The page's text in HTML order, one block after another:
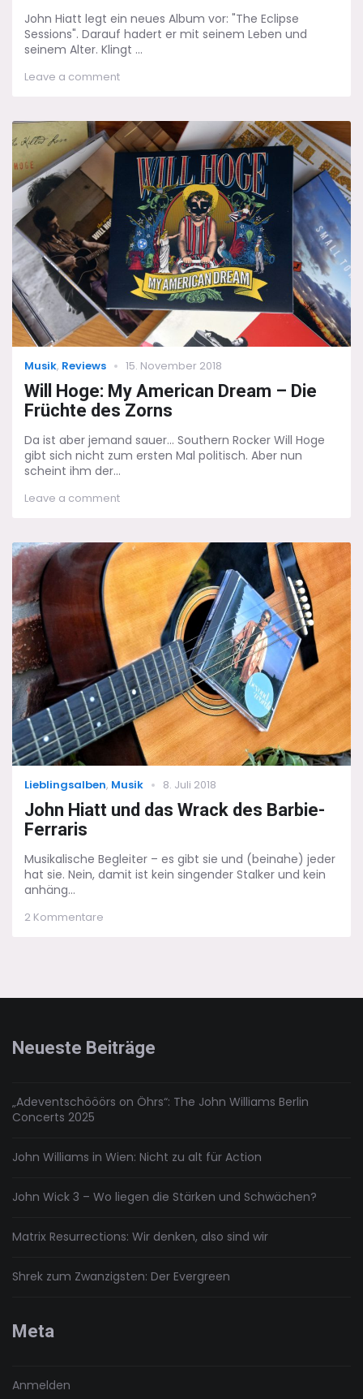
John Hiatt legt ein neues Album vor: "The Eclipse
Sessions". Darauf hadert er mit seinem Leben und
seinem Alter. Klingt ...
Leave a commenton
The
Eclipse
Session
Blick
zurück
Categories
Musik, Reviews
Posted
15. November 2018
Will Hoge: My American Dream – Die
Früchte des Zorns
Da ist aber jemand sauer... Southern Rocker Will Hoge
gibt sich nicht zum ersten Mal politisch. Aber nun
scheint ihm der...
Leave a commenton
My
American
Dream
Die
Früchte
des
Zorns
Categories
Lieblingsalben, Musik
Posted
8. Juli 2018
John Hiatt und das Wrack des Barbie-
Ferraris
Musikalische Begleiter – es gibt sie und (beinahe) jeder
hat sie. Nein, damit ist kein singender Stalker und kein
anhäng...
2 Kommentare
Neueste Beiträge
„Adeventschööörs on Öhrs“: The John Williams Berlin
Concerts 2025
John Williams in Wien: Nicht zu alt für Action
John Wick 3 – Wo liegen die Stärken und Schwächen?
Matrix Resurrections: Wir denken, also sind wir
Shrek zum Zwanzigsten: Der Evergreen
Meta
Anmelden